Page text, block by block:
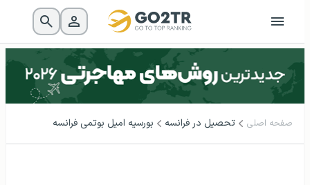
صفحه اصلی تحصیل در فرانسه بورسیه امیل بوتمی فرانسه